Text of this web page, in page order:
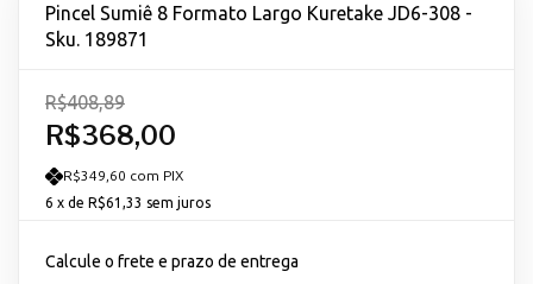
Pincel Sumiê 8 Formato Largo Kuretake JD6-308 -
Sku. 189871
R$368,00
R$408,89
R$349,60 com PIX
6 x de R$61,33 sem juros
Calcule o frete e prazo de entrega